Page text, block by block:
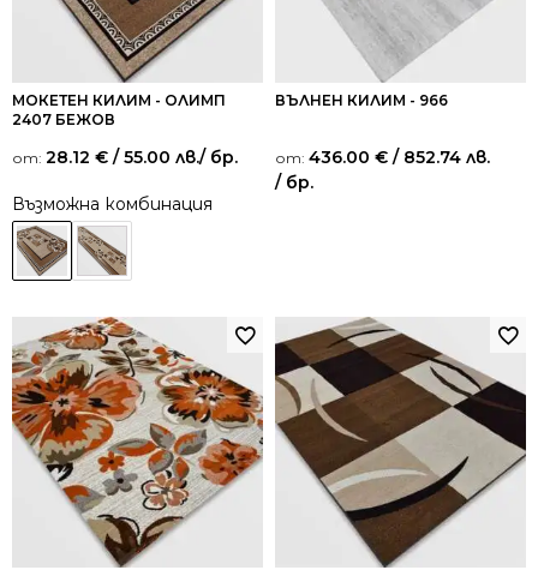
МОКЕТЕН КИЛИМ - ОЛИМП
2407 БЕЖОВ
от: 28.12 € / 55.00 лв./ бр.
Възможна комбинация
ВЪЛНЕН КИЛИМ - 966
от: 436.00 € / 852.74 лв.
/ бр.